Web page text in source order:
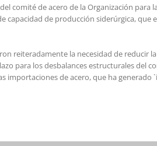
comité de acero de la Organización para
capacidad de producción siderúrgica,
reiteradamente la necesidad de reducir
para los desbalances estructurales del
importaciones de acero, que ha